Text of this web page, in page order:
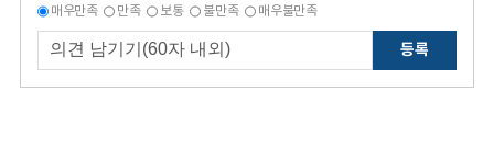
매우만족 만족 보통 불만족 매우불만족
등록